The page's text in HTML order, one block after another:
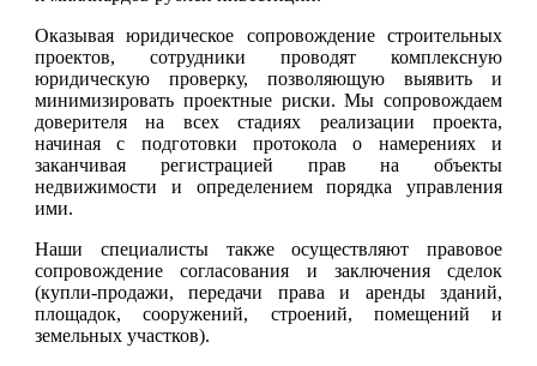
Оказывая юридическое сопровождение строительных
проектов, сотрудники проводят комплексную
юридическую проверку, позволяющую выявить и
минимизировать проектные риски. Мы сопровождаем
доверителя на всех стадиях реализации проекта,
начиная с подготовки протокола о намерениях и
заканчивая регистрацией прав на объекты
недвижимости и определением порядка управления
ими.
Наши специалисты также осуществляют правовое
сопровождение согласования и заключения сделок
(купли-продажи, передачи права и аренды зданий,
площадок, сооружений, строений, помещений и
земельных участков).